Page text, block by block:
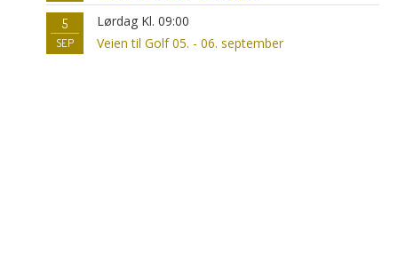
5
SEP
Lørdag Kl. 09:00
Veien til Golf 05. - 06. september